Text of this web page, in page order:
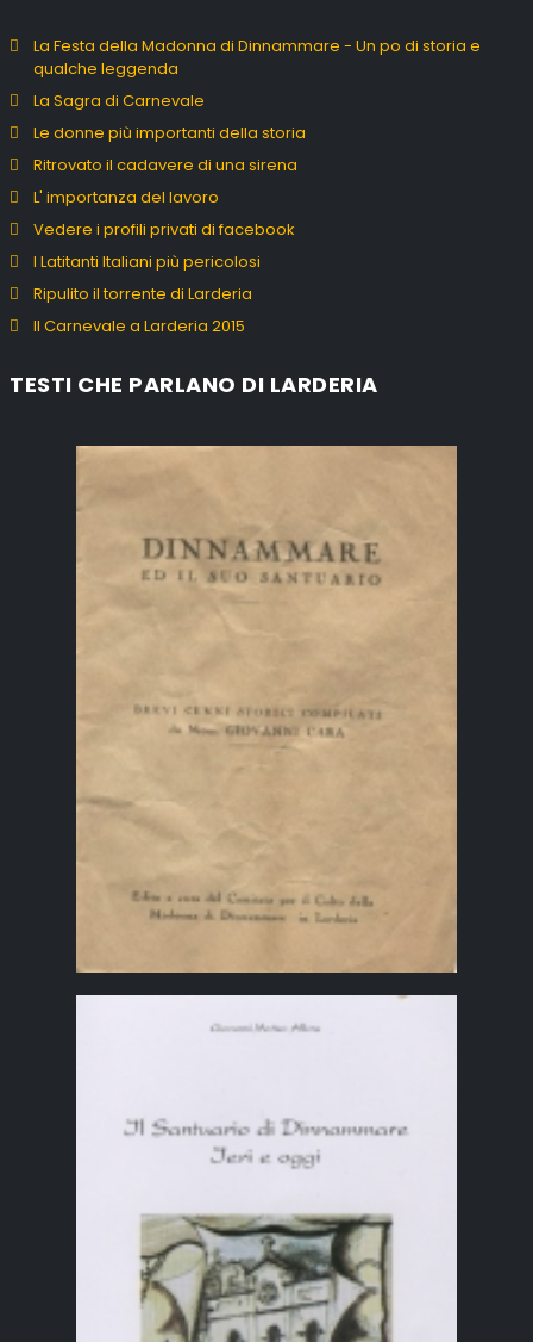
La Festa della Madonna di Dinnammare - Un po di storia e
qualche leggenda
La Sagra di Carnevale
Le donne più importanti della storia
Ritrovato il cadavere di una sirena
L' importanza del lavoro
Vedere i profili privati di facebook
I Latitanti Italiani più pericolosi
Ripulito il torrente di Larderia
Il Carnevale a Larderia 2015
TESTI CHE PARLANO DI LARDERIA